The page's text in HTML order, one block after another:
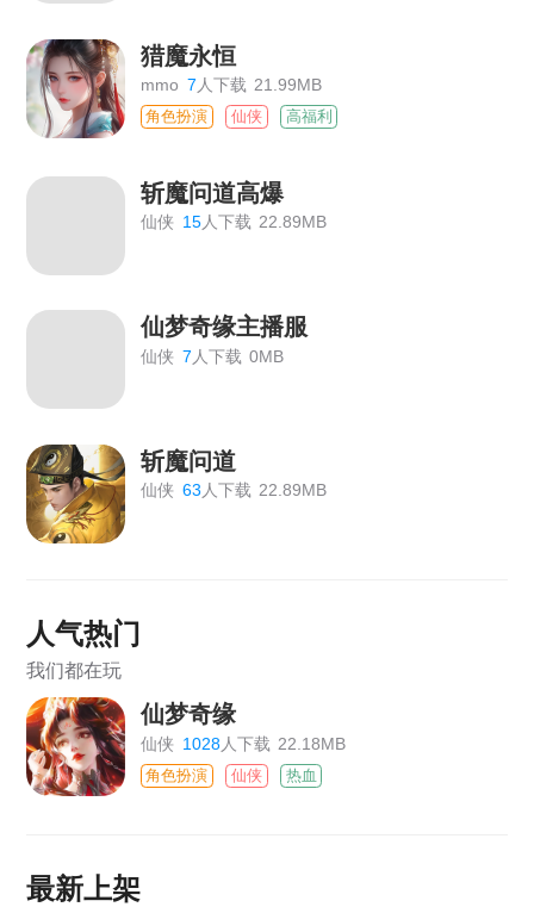
猎魔永恒
mmo 7 人下载 21.99MB
角色扮演 仙侠 高福利
斩魔问道高爆
仙侠 15人下载 22.89MB
仙梦奇缘主播服
仙侠 7 人下载 0MB
斩魔问道
仙侠 63人下载 22.89MB
人气热门
我们都在玩
仙梦奇缘
仙侠 1028人下载 22.18MB
角色扮演 仙侠 热血
最新上架